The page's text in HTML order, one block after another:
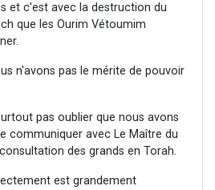
et c'est avec la destruction du
que les Ourim Vétoumim
n'avons pas le mérite de pouvoir
pas oublier que nous avons
communiquer avec Le Maître du
des grands en Torah.
est grandement